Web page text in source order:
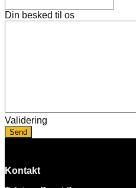
Din besked til os
Validering
Kontakt